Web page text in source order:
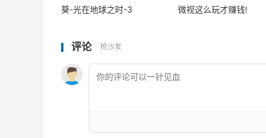
葵-光在地球之时-3 微视这么玩才赚钱!
评论 抢沙发